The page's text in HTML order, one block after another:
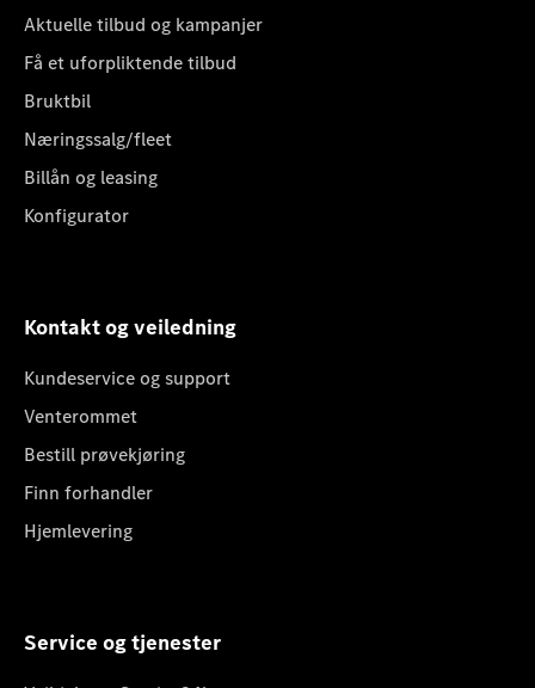
Aktuelle tilbud og kampanjer
Få et uforpliktende tilbud
Bruktbil
Næringssalg/fleet
Billån og leasing
Konfigurator
Kontakt og veiledning
Kundeservice og support
Venterommet
Bestill prøvekjøring
Finn forhandler
Hjemlevering
Service og tjenester